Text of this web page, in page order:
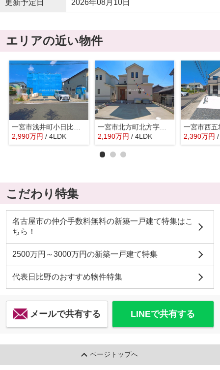
更新予定日 2026年08月10日
エリアの近い物件
一宮市浅井町小日比野字上牧57-1『仲介料無料』新築戸建て
2,990万円 / 4LDK
一宮市北方町北方字中土取85-1『仲介料無料』新築戸建て
2,190万円 / 4LDK 2,390万円
こだわり特集
名古屋市の仲介手数料無料の新築一戸建て特集はこ
ちら！
2500万円～3000万円の新築一戸建て特集
代表日比野のおすすめ物件特集
メールで共有する LINEで共有する
ページトップへ